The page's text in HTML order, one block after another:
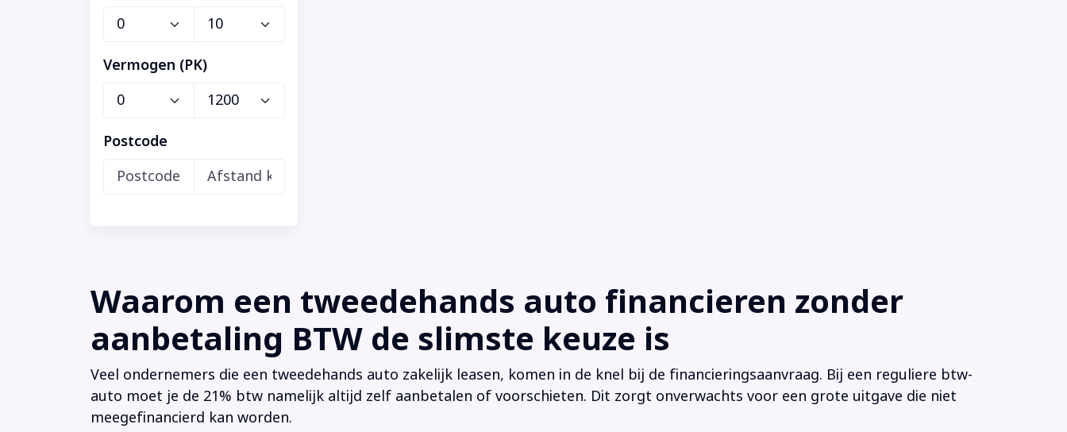
Vermogen (PK)
Postcode
Waarom een tweedehands auto financieren zonder
aanbetaling BTW de slimste keuze is
Veel ondernemers die een tweedehands auto zakelijk leasen, komen in de knel bij de financieringsaanvraag. Bij een reguliere btw-
auto moet je de 21% btw namelijk altijd zelf aanbetalen of voorschieten. Dit zorgt onverwachts voor een grote uitgave die niet
meegefinancierd kan worden.